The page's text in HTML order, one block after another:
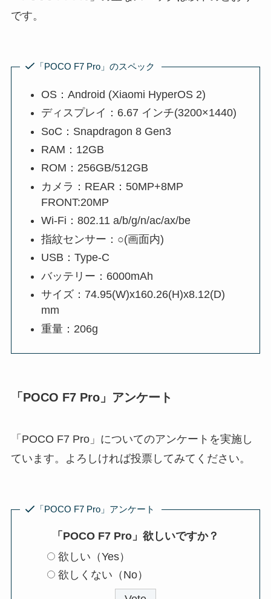
です。
「POCO F7 Pro」のスペック
OS：Android (Xiaomi HyperOS 2)
ディスプレイ：6.67 インチ(3200×1440)
SoC：Snapdragon 8 Gen3
RAM：12GB
ROM：256GB/512GB
カメラ：REAR：50MP+8MP
FRONT:20MP
Wi-Fi：802.11 a/b/g/n/ac/ax/be
指紋センサー：○(画面内)
USB：Type-C
バッテリー：6000mAh
サイズ：74.95(W)x160.26(H)x8.12(D)
mm
重量：206g
「POCO F7 Pro」アンケート
「POCO F7 Pro」についてのアンケートを実施し
ています。よろしければ投票してみてください。
「POCO F7 Pro」アンケート
「POCO F7 Pro」欲しいですか？
欲しい（Yes）
欲しくない（No）